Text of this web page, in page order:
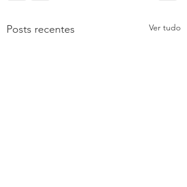
Posts recentes Ver tudo